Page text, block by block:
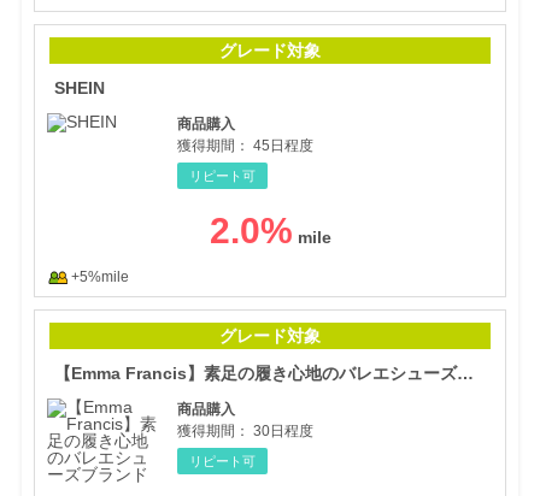
グレード対象
SHEIN
商品購入
獲得期間： 45日程度
リピート可
2.0%
+5%mile
グレード対象
【Emma Francis】素足の履き心地のバレエシューズブランド
商品購入
獲得期間： 30日程度
リピート可